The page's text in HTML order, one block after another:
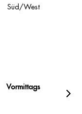
Süd/West
Vormittags